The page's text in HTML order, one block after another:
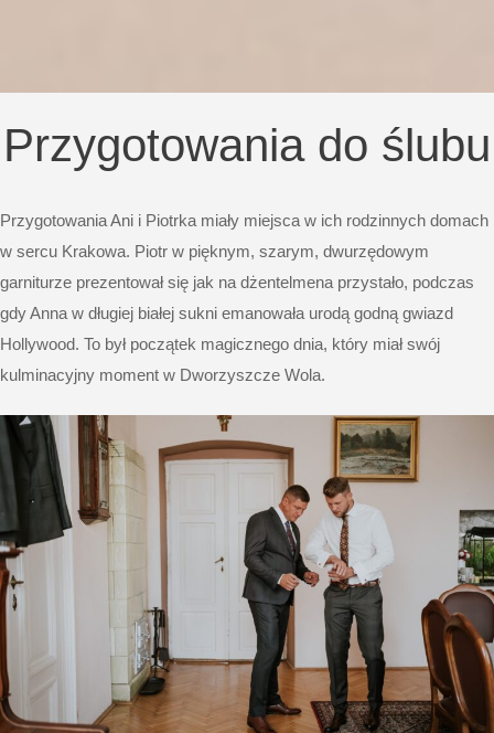
Przygotowania do ślubu
Przygotowania Ani i Piotrka miały miejsca w ich rodzinnych domach
w sercu Krakowa. Piotr w pięknym, szarym, dwurzędowym
garniturze prezentował się jak na dżentelmena przystało, podczas
gdy Anna w długiej białej sukni emanowała urodą godną gwiazd
Hollywood. To był początek magicznego dnia, który miał swój
kulminacyjny moment w Dworzyszcze Wola.